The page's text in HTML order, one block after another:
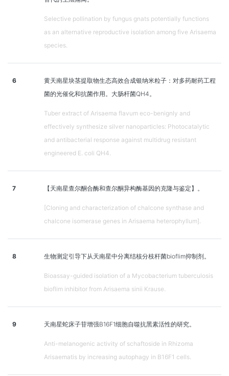
Selective pollination by fungus gnats potentially functions
as an alternative reproductive isolation among five Arisaema
species.
6
黄天南星块茎提取物生态高效合成银纳米粒子：对多药耐药工程
菌的光催化和抗菌作用。大肠杆菌QH4。
Tuber extract of Arisaema flavum eco-benignly and
effectively synthesize silver nanoparticles: Photocatalytic
and antibacterial response against multidrug resistant
engineered E. coli QH4.
7 【天南星查尔酮合酶和查尔酮异构酶基因的克隆与鉴定】。
[Cloning and characterization of chalcone synthase and
chalcone isomerase genes in Arisaema heterophyllum].
8 生物测定引导下从天南星中分离结核分枝杆菌bioflim抑制剂。
Bioassay-guided isolation of a Mycobacterium tuberculosis
bioflim inhibitor from Arisaema sinii Krause.
9 天南星蛇床子苷增强B16F1细胞自噬抗黑素活性的研究。
Anti-melanogenic activity of schaftoside in Rhizoma
Arisaematis by increasing autophagy in B16F1 cells.